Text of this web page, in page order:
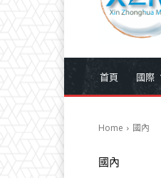
首頁 國際
Home 國內
國內